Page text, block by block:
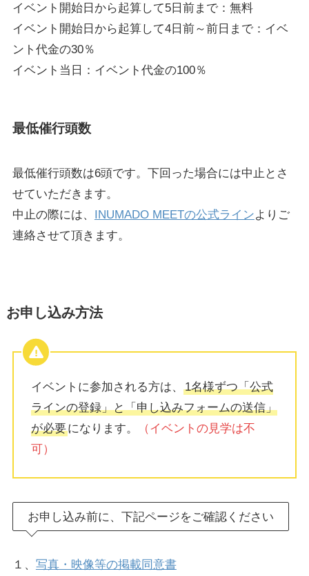
イベント開始日から起算して5日前まで：無料
イベント開始日から起算して4日前～前日まで：イベ
ント代金の30％
イベント当日：イベント代金の100％
最低催行頭数
最低催行頭数は6頭です。下回った場合には中止とさ
せていただきます。
中止の際には、
INUMADO MEETの公式ラインよりご
連絡させて頂きます。
お申し込み方法
イベントに参加される方は、1名様ずつ「公式
ラインの登録」と「申し込みフォームの送信」
が必要になります。
（イベントの見学は不
可）
お申し込み前に、下記ページをご確認ください
１、 写真・映像等の掲載同意書